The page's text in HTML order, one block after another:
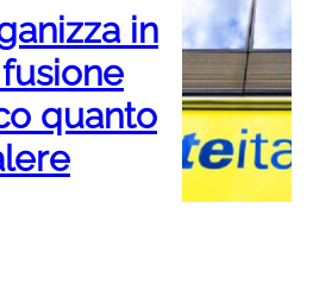
in
quanto